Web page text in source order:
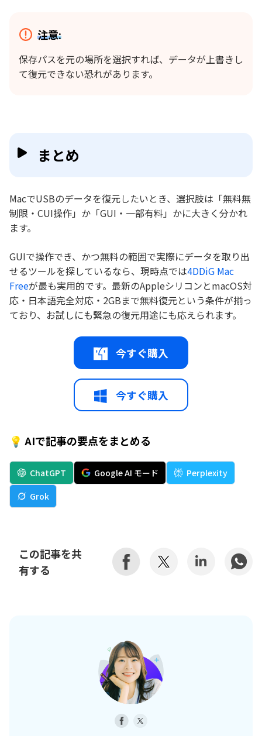
注意:
保存パスを元の場所を選択すれば、データが上書きし
て復元できない恐れがあります。
まとめ
MacでUSBのデータを復元したいとき、選択肢は「無料無
制限・CUI操作」か「GUI・一部有料」かに大きく分かれ
ます。
GUIで操作でき、かつ無料の範囲で実際にデータを取り出
せるツールを探しているなら、現時点では4DDiG Mac
Freeが最も実用的です。最新のAppleシリコンとmacOS対
応・日本語完全対応・2GBまで無料復元という条件が揃っ
ており、お試しにも緊急の復元用途にも応えられます。
今すぐ購入
今すぐ購入
💡 AIで記事の要点をまとめる
ChatGPT Google AI モード
Perplexity
Grok
この記事を共
有する